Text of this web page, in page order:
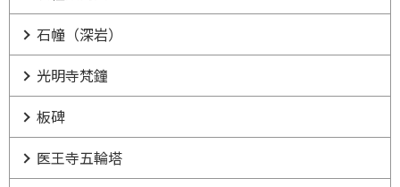
石幢（深岩）
光明寺梵鐘
板碑
医王寺五輪塔